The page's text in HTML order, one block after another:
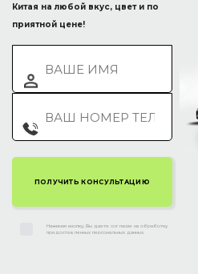
Китая на любой вкус, цвет и по
приятной цене!
Нажимая кнопку, Вы даете согласие на обработку
предоставленных персональных данных.